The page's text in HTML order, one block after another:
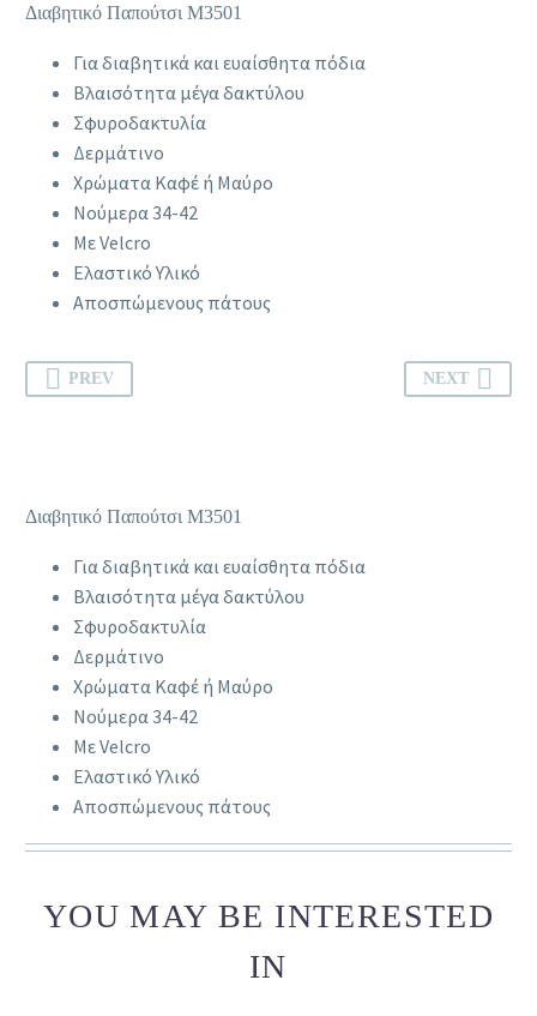
Διαβητικό Παπούτσι Μ3501
Για διαβητικά και ευαίσθητα πόδια
Βλαισότητα μέγα δακτύλου
Σφυροδακτυλία
Δερμάτινο
Χρώματα Καφέ ή Μαύρο
Νούμερα 34-42
Με Velcro
Ελαστικό Υλικό
Αποσπώμενους πάτους
PREV NEXT
Διαβητικό Παπούτσι Μ3501
Για διαβητικά και ευαίσθητα πόδια
Βλαισότητα μέγα δακτύλου
Σφυροδακτυλία
Δερμάτινο
Χρώματα Καφέ ή Μαύρο
Νούμερα 34-42
Με Velcro
Ελαστικό Υλικό
Αποσπώμενους πάτους
YOU MAY BE INTERESTED
IN